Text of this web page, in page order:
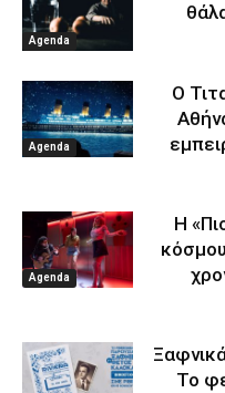
Agenda
Agenda
Ο
Agenda
Η
Το